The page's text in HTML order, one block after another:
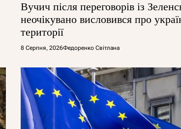
Вучич після переговорів із
неочікувано висловився про
території
8 Серпня, 2026Федоренко Світлана